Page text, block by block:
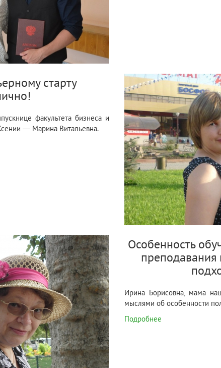
старту
факультета бизнеса и
— Марина Витальевна.
Особенность
преподавания
Ирина Борисовна, мама
мыслями об особенности
Подробнее